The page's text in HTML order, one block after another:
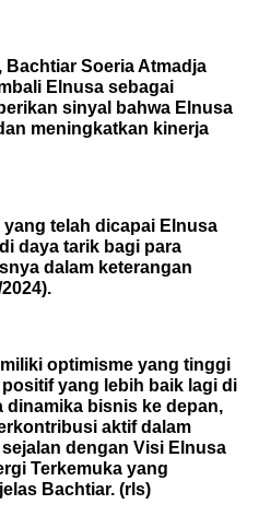
Soeria Atmadja
Elnusa sebagai
sinyal bahwa Elnusa
meningkatkan kinerja
telah dicapai Elnusa
daya tarik bagi para
dalam keterangan
optimisme yang tinggi
yang lebih baik lagi di
dinamika bisnis ke depan,
aktif dalam
dengan Visi Elnusa
Terkemuka yang
Bachtiar. (rls)